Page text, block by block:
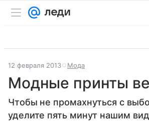
12 февраля 2013 Мода
Модные принты
Чтобы не промахнуться с
уделите пять минут нашим